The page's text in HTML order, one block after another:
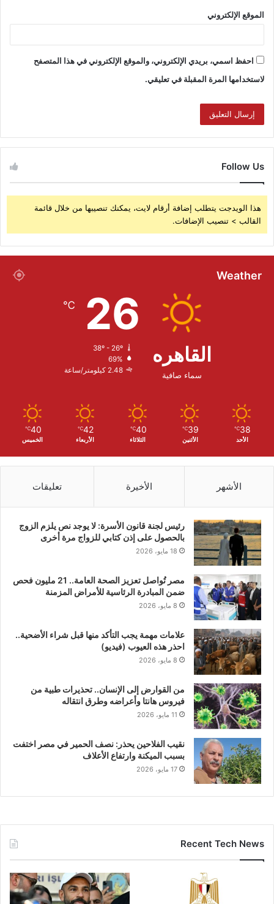
الموقع الإلكتروني
احفظ اسمي، بريدي الإلكتروني، والموقع الإلكتروني في هذا المتصفح
لاستخدامها المرة المقبلة في تعليقي.
Follow Us
هذا الويدجت يتطلب إضافة أرقام لايت، يمكنك تنصيبها من خلال قائمة
القالب > تنصيب الإضافات.
Weather
القاهره
سماء صافية
26
℃
38º - 26º
69%
2.48 كيلومتر/ساعة
38
℃
الأحد
39
℃
الأثنين
40
℃
الثلاثاء
42
℃
الأربعاء
40
℃
الخميس
الأشهر الأخيرة تعليقات
رئيس لجنة قانون الأسرة: لا يوجد نص يلزم الزوج
بالحصول على إذن كتابي للزواج مرة أخرى
18 مايو، 2026
مصر تُواصل تعزيز الصحة العامة.. 21 مليون فحص
ضمن المبادرة الرئاسية للأمراض المزمنة
8 مايو، 2026
علامات مهمة يجب التأكد منها قبل شراء الأضحية..
احذر هذه العيوب (فيديو)
8 مايو، 2026
من القوارض إلى الإنسان.. تحذيرات طبية من
فيروس هانتا وأعراضه وطرق انتقاله
11 مايو، 2026
نقيب الفلاحين يحذر: نصف الحمير في مصر اختفت
بسبب الميكنة وارتفاع الأعلاف
17 مايو، 2026
Recent Tech News